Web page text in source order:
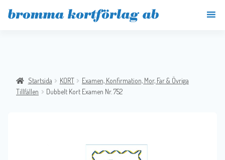
Startsida KORT
Examen, Konfirmation, Mor, Far & Övriga
Tillfällen
Dubbelt Kort Examen Nr. 752